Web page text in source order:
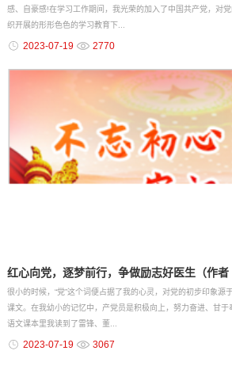
感、自豪感!在学习工作期间，我光荣的加入了中国共产党，对
织开展的形形色色的学习教育下...
2023-07-19 2770
红心向党，逐梦前行，争做励志好医生（作者
很小的时候，“党”这个词便占据了我的心灵，对党的初步印象源
课文。在我幼小的记忆中，产党员是积极向上，努力奋进、甘
语文课本里我读到了雷锋、董...
2023-07-19 3067